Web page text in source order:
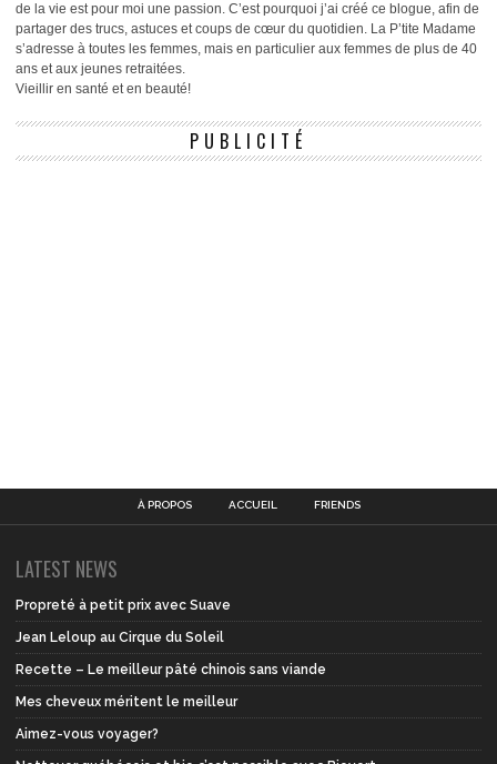
de la vie est pour moi une passion. C’est pourquoi j’ai créé ce blogue, afin de
partager des trucs, astuces et coups de cœur du quotidien. La P’tite Madame
s’adresse à toutes les femmes, mais en particulier aux femmes de plus de 40
ans et aux jeunes retraitées.
Vieillir en santé et en beauté!
PUBLICITÉ
À PROPOS ACCUEIL FRIENDS
LATEST NEWS
Propreté à petit prix avec Suave
Jean Leloup au Cirque du Soleil
Recette – Le meilleur pâté chinois sans viande
Mes cheveux méritent le meilleur
Aimez-vous voyager?